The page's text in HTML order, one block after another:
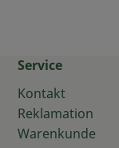
Service
Kontakt
Reklamation
Warenkunde